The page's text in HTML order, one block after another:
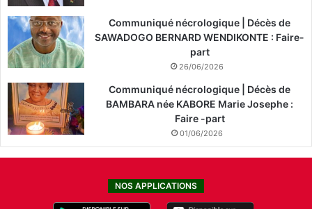
Communiqué nécrologique | Décès de
SAWADOGO BERNARD WENDIKONTE : Faire-
part
26/06/2026
Communiqué nécrologique | Décès de
BAMBARA née KABORE Marie Josephe :
Faire -part
01/06/2026
NOS APPLICATIONS